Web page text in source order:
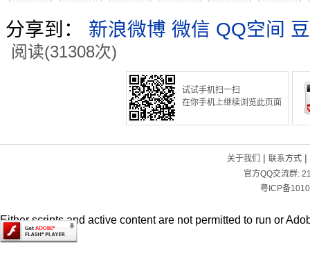
分享到： 新浪微博 微信 QQ空间
阅读(31308次)
试试手机扫一扫
在你手机上继续浏览此页面
关于我们 | 联系方式|
官方QQ交流群:
粤ICP备
Either scripts and active content are not permitted to run or